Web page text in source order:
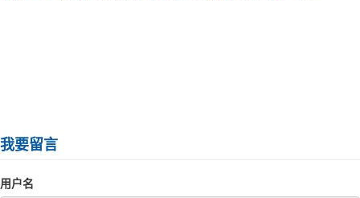
我要留言
用户名